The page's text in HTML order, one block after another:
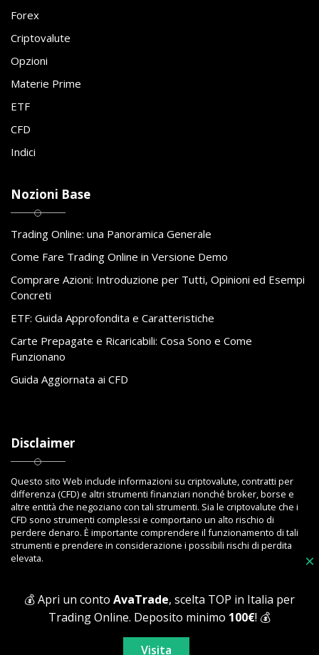
×
💰 Apri un conto AvaTrade, scelta TOP in Italia per
Trading Online. Deposito minimo 100€! 💰
Visita
Forex
Criptovalute
Opzioni
Materie Prime
ETF
CFD
Indici
Nozioni Base
Trading Online: una Panoramica Generale
Come Fare Trading Online in Versione Demo
Comprare Azioni: Introduzione per Tutti, Opinioni ed Esempi
Concreti
ETF: Guida Approfondita e Caratteristiche
Carte Prepagate e Ricaricabili: Cosa Sono e Come
Funzionano
Guida Aggiornata ai CFD
Disclaimer
Questo sito Web include informazioni su criptovalute, contratti per
differenza (CFD) e altri strumenti finanziari nonché broker, borse e
altre entità che negoziano con tali strumenti. Sia le criptovalute che i
CFD sono strumenti complessi e comportano un alto rischio di
perdere denaro. È importante comprendere il funzionamento di tali
strumenti e prendere in considerazione i possibili rischi di perdita
elevata.
Copyright © 2023 Toptrading.org - Edito da ViboBet - Sede legale: Via
Ipponium 8 - 89853 San Gregorio D'Ippona (VV) - P.IVA 03393810795 -
All Rights Reserved.